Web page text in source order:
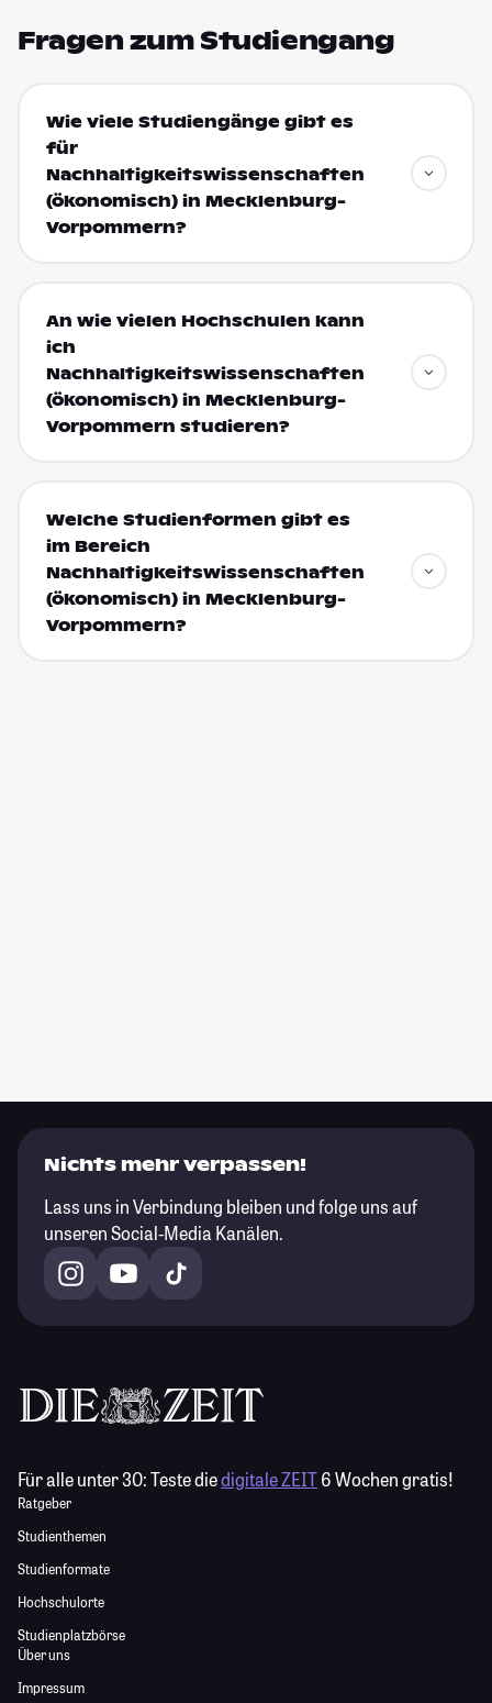
Fragen zum Studiengang
Wie viele Studiengänge gibt es
für
Nachhaltigkeitswissenschaften
(ökonomisch) in Mecklenburg-
Vorpommern?
An wie vielen Hochschulen kann
ich
Nachhaltigkeitswissenschaften
(ökonomisch) in Mecklenburg-
Vorpommern studieren?
Welche Studienformen gibt es
im Bereich
Nachhaltigkeitswissenschaften
(ökonomisch) in Mecklenburg-
Vorpommern?
Nichts mehr verpassen!
Lass uns in Verbindung bleiben und folge uns auf
unseren Social-Media Kanälen.
Für alle unter 30:Teste diedigitale ZEIT6 Wochen gratis!
Ratgeber
Studienthemen
Studienformate
Hochschulorte
Studienplatzbörse
Über uns
Impressum